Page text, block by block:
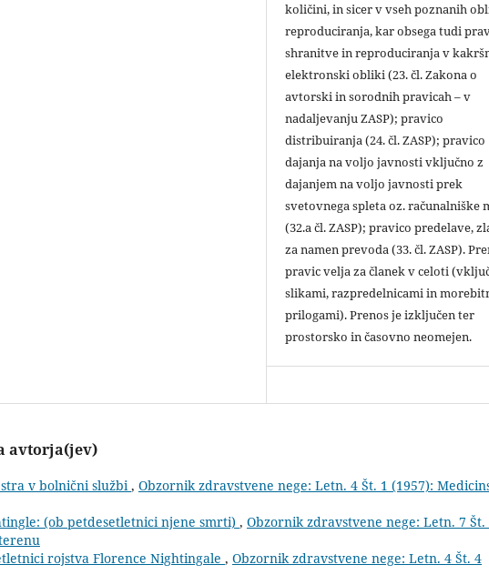
količini, in sicer v vseh poznanih
reproduciranja, kar obsega tudi
shranitve in reproduciranja v
elektronski obliki (23. čl. Zakona o
avtorski in sorodnih pravicah – v
nadaljevanju ZASP); pravico
distribuiranja (24. čl. ZASP); pravico
dajanja na voljo javnosti vključno z
dajanjem na voljo javnosti prek
svetovnega spleta oz. računalniške
(32.a čl. ZASP); pravico predelave,
za namen prevoda (33. čl. ZASP).
pravic velja za članek v celoti
slikami, razpredelnicami in
prilogami). Prenos je izključen ter
prostorsko in časovno neomejen.
avtorja(jev)
v bolnični službi, Obzornik zdravstvene nege: Letn. 4 Št. 1 (1957):
(ob petdesetletnici njene smrti) , Obzornik zdravstvene nege: Letn. 7 Št.
rojstva Florence Nightingale , Obzornik zdravstvene nege: Letn. 4 Št. 4